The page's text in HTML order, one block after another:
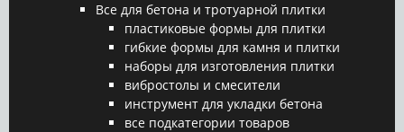
Все для бетона и тротуарной плитки
пластиковые формы для плитки
гибкие формы для камня и плитки
наборы для изготовления плитки
вибростолы и смесители
инструмент для укладки бетона
все подкатегории товаров